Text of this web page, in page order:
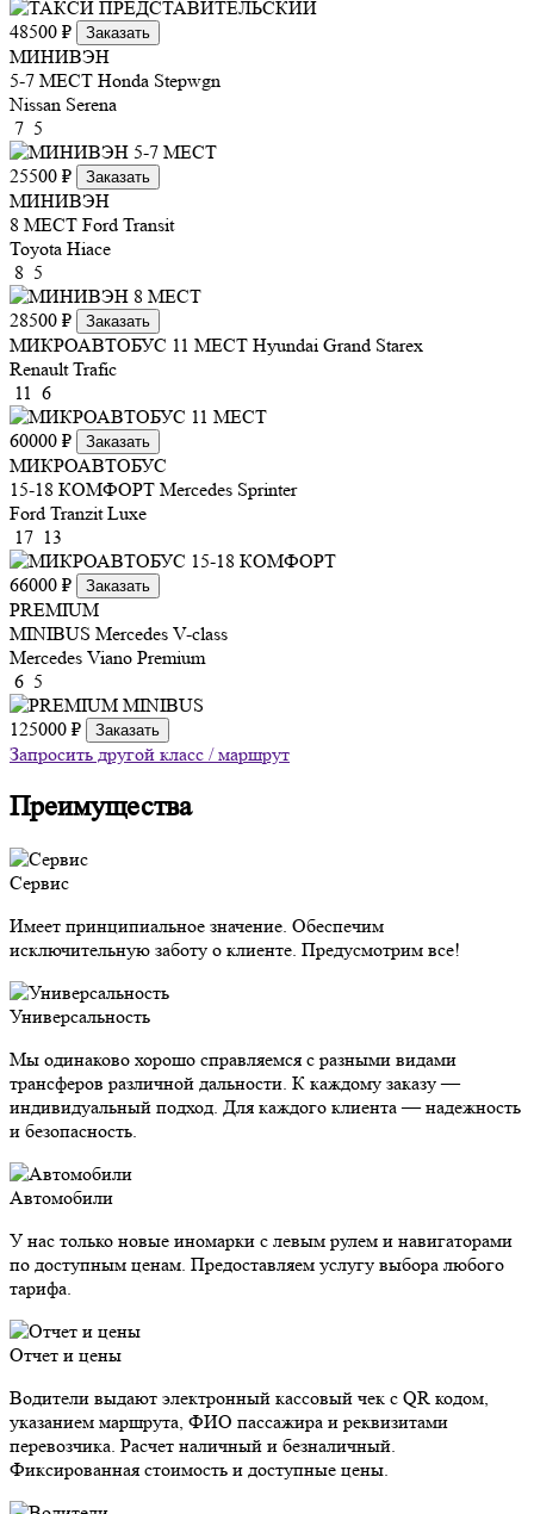
48500 ₽ Заказать
МИНИВЭН
5-7 МЕСТ Honda Stepwgn
Nissan Serena
7 5
25500 ₽ Заказать
МИНИВЭН
8 МЕСТ Ford Transit
Toyota Hiace
8 5
28500 ₽ Заказать
МИКРОАВТОБУС 11 МЕСТ Hyundai Grand Starex
Renault Trafic
11 6
60000 ₽ Заказать
МИКРОАВТОБУС
15-18 КОМФОРТ Mercedes Sprinter
Ford Tranzit Luxe
17 13
66000 ₽ Заказать
PREMIUM
MINIBUS Mercedes V-class
Mercedes Viano Premium
6 5
125000 ₽ Заказать
Запросить другой класс / маршрут
Преимущества
Сервис
Имеет принципиальное значение. Обеспечим
исключительную заботу о клиенте. Предусмотрим все!
Универсальность
Мы одинаково хорошо справляемся с разными видами
трансферов различной дальности. К каждому заказу —
индивидуальный подход. Для каждого клиента — надежность
и безопасность.
Автомобили
У нас только новые иномарки с левым рулем и навигаторами
по доступным ценам. Предоставляем услугу выбора любого
тарифа.
Отчет и цены
Водители выдают электронный кассовый чек с QR кодом,
указанием маршрута, ФИО пассажира и реквизитами
перевозчика. Расчет наличный и безналичный.
Фиксированная стоимость и доступные цены.